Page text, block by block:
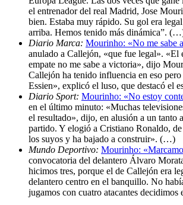
el entrenador del real Madrid, Jose
bien. Estaba muy rápido. Su gol era
arriba. Hemos tenido más dinámica”.
Diario Marca: Mourinho: «No me sabe
anulado a Callejón, «que fue legal». «El
empate no me sabe a victoria», dijo
Callejón ha tenido influencia en eso
Essien», explicó el luso, que destacó el
Diario Sport: Mourinho: «No estoy
en el último minuto: «Muchas
el resultado», dijo, en alusión a un tanto
partido. Y elogió a Cristiano Ronaldo,
los suyos y ha bajado a construir». (…)
Mundo Deportivo: Mourinho:
convocatoria del delantero Álvaro
hicimos tres, porque el de Callejón era
delantero centro en el banquillo. No
jugamos con cuatro atacantes